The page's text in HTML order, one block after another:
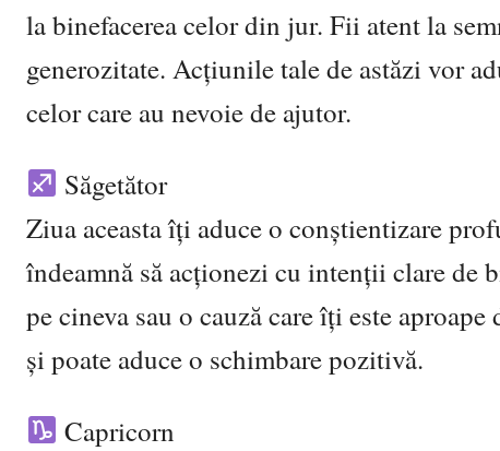
la binefacerea celor din jur. Fii atent la
generozitate. Acțiunile tale de astăzi vor
celor care au nevoie de ajutor.
Săgetător
Ziua aceasta îți aduce o conștientizare
îndeamnă să acționezi cu intenții clare de
pe cineva sau o cauză care îți este
și poate aduce o schimbare pozitivă.
Capricorn